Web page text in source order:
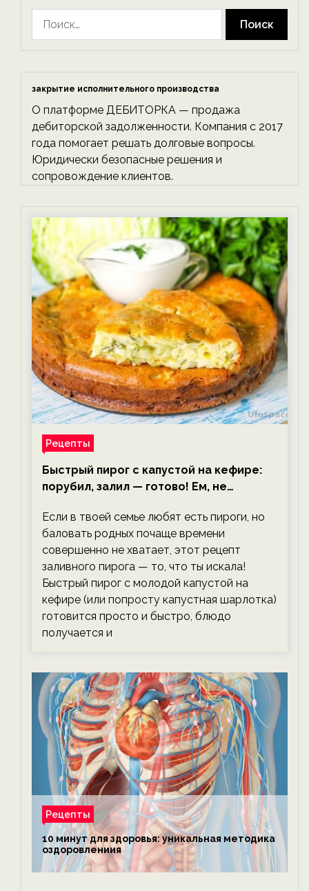
закрытие исполнительного производства
О платформе ДЕБИТОРКА — продажа
дебиторской задолженности. Компания с 2017
года помогает решать долговые вопросы.
Юридически безопасные решения и
сопровождение клиентов.
Рецепты
Быстрый пирог с капустой на кефире:
порубил, залил — готово! Ем, не
Если в твоей семье любят есть пироги, но
баловать родных почаще времени
совершенно не хватает, этот рецепт
заливного пирога — то, что ты искала!
Быстрый пирог с молодой капустой на
кефире (или попросту капустная шарлотка)
готовится просто и быстро, блюдо
получается и
Рецепты
10 минут для здоровья: уникальная методика
оздоровлениия